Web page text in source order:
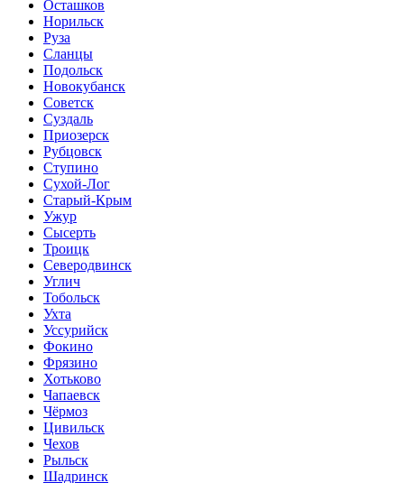
Осташков
Норильск
Руза
Сланцы
Подольск
Новокубанск
Советск
Суздаль
Приозерск
Рубцовск
Ступино
Сухой-Лог
Старый-Крым
Ужур
Сысерть
Троицк
Северодвинск
Углич
Тобольск
Ухта
Уссурийск
Фокино
Фрязино
Хотьково
Чапаевск
Чёрмоз
Цивильск
Чехов
Рыльск
Шадринск